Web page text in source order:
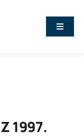
Toggle
1997.